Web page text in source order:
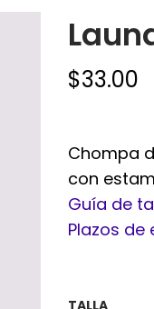
$33.00
Chompa
con
Guía de
Plazos de
TALLA